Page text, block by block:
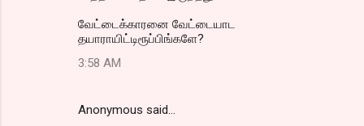
வேட்டைக்கார‌னை வேட்டையாட‌
தயாராயிட்டிரூப்பிங்க‌ளே?
3:58 AM
Anonymous said…